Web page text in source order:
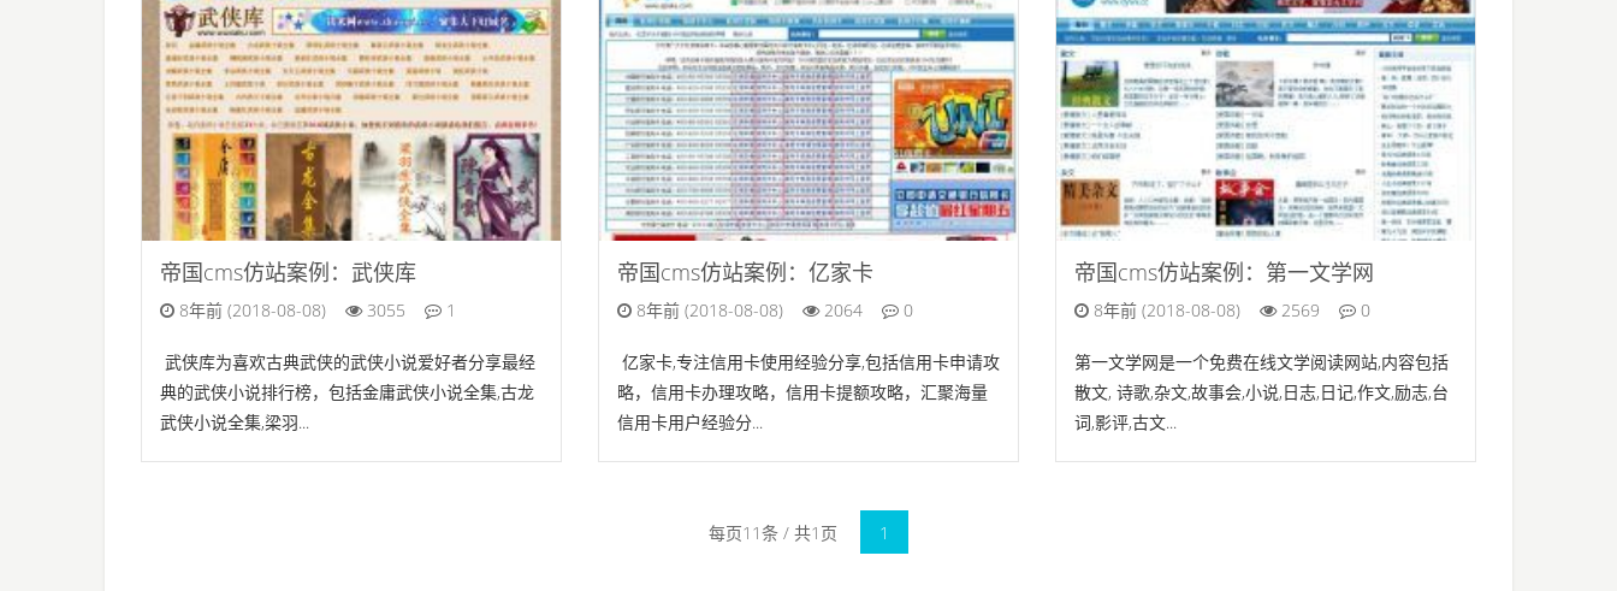
帝国cms仿站案例：武侠库
8年前 (2018-08-08) 3055 1
武侠库为喜欢古典武侠的武侠小说爱好者分享最经
典的武侠小说排行榜，包括金庸武侠小说全集,古龙
武侠小说全集,梁羽...
帝国cms仿站案例：亿家卡
8年前 (2018-08-08) 2064 0
亿家卡,专注信用卡使用经验分享,包括信用卡申请攻
略，信用卡办理攻略，信用卡提额攻略，汇聚海量
信用卡用户经验分...
帝国cms仿站案例：第一文学网
8年前 (2018-08-08) 2569 0
第一文学网是一个免费在线文学阅读网站,内容包括
散文, 诗歌,杂文,故事会,小说,日志,日记,作文,励志,台
词,影评,古文...
每页11条 / 共1页 1